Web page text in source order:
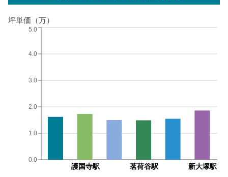
坪単価（万）
護国寺駅 茗荷谷駅 新大塚駅
0.0
1.0
2.0
3.0
4.0
5.0